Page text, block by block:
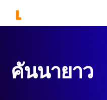
คันนายาว